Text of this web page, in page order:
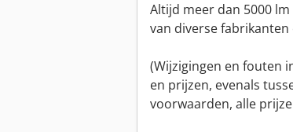
Altijd meer dan 5000
van diverse
(Wijzigingen en fouten
en prijzen, evenals
voorwaarden, alle